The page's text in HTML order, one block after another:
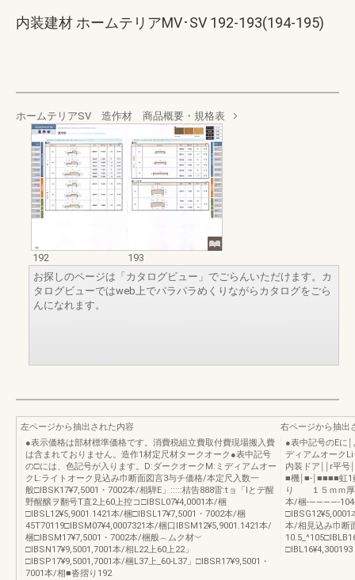
内装建材 ホームテリアMV･SV 192-193(194-195)
ホームテリアSV 造作材 商品概要・規格表
192
193
お探しのページは「カタログビュー」でごらんいただけます。カ
タログビューではweb上でパラパラめくりながらカタログをごら
んになれます。
左ページから抽出された内容
●表示価格は部材標準価格です。消費税組立費取付費現場搬入費
は含まれておりません。造作1材定尺材タークオーク●表中記号
の□には、色記号が入ります。D:ダークオークM:ミディアムオー
クL:ライトオーク見込み巾断面図言3与チ価格/本定尺入数一
般□IBSK17¥7,5001・7002本/相騨E」:::::桔告888雷:tョ「lとデ醒
野醒醸ヲ翻号T直2上60上控コ□IBSL07¥4,0001本/梱
□IBSL12¥5,9001.1421本/梱□IBSL17¥7,5001・7002本/梱
45T70119□IBSM07¥4,0007321本/梱口IBSM12¥5,9001.1421本/
梱□IBSM17¥7,5001・7002本/梱般︵ムク材︶
□IBSN17¥9,5001,7001本/相L22上60上22」
□IBSP17¥9,5001,7001本/梱L37上_60-L37」□IBSR17¥9,5001・
7001本/相■沓摺り192
右ページから抽出
●表中記号のEに
ディアムオーク
内装ドア￨￨r平号
■機￨■‐￨■■■■虹1
り １５ｍｍ厚
本/梱‐――――-
本/相見込み巾断
□IBL16¥4,300193